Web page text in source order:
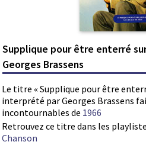
Supplique pour être enterré
Georges Brassens
Le titre « Supplique pour être
interprété par Georges Brassens
incontournables de 1966
Retrouvez ce titre dans les
Chanson